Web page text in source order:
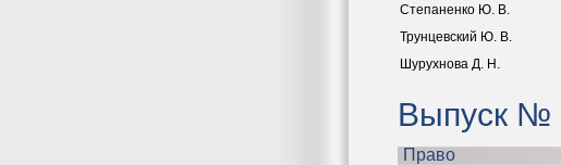
Степаненко Ю. В.
Трунцевский Ю. В.
Шурухнова Д. Н.
Выпуск №
Право